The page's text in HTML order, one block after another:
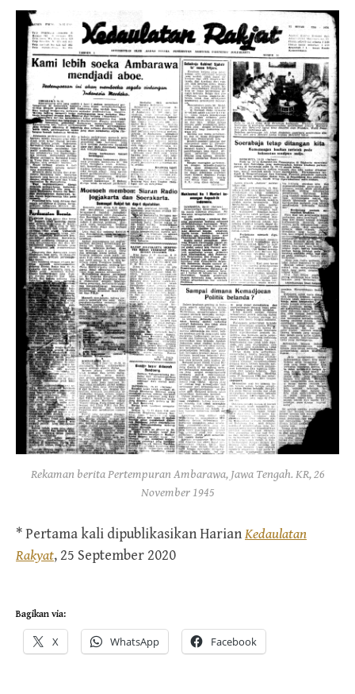
Rekaman berita Pertempuran Ambarawa, Jawa Tengah. KR, 26
November 1945
* Pertama kali dipublikasikan HarianKedaulatan
Rakyat, 25 September 2020
Bagikan via:
X WhatsApp Facebook